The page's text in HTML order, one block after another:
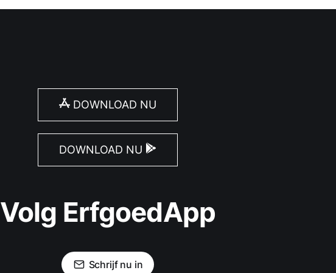
DOWNLOAD NU
DOWNLOAD NU
Volg ErfgoedApp
Schrijf nu in